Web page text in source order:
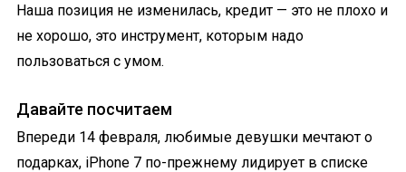
Наша позиция не изменилась, кредит — это не плохо и
не хорошо, это инструмент, которым надо
пользоваться с умом.
Давайте посчитаем
Впереди 14 февраля, любимые девушки мечтают о
подарках, iPhone 7 по-прежнему лидирует в списке